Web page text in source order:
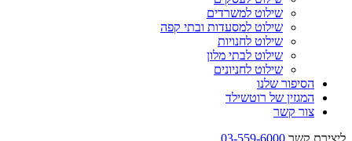
שילוט למשרדים
שילוט למסעדות ובתי קפה
שילוט לחנויות
שילוט לבתי מלון
שילוט לחניונים
הסיפור שלנו
המגזין של רוטשילד
צור קשר
ליצירת קשר 03-559-6000